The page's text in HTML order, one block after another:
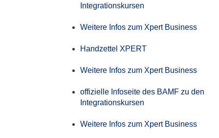
Integrationskursen
Weitere Infos zum Xpert Business
Handzettel XPERT
Weitere Infos zum Xpert Business
offizielle Infoseite des BAMF zu den
Integrationskursen
Weitere Infos zum Xpert Business